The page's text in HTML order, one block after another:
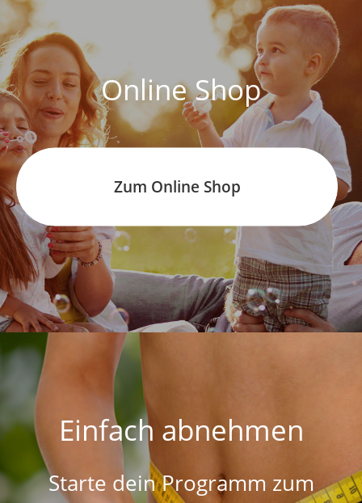
Online Shop
Zum Online Shop
Einfach abnehmen
Starte dein Programm zum